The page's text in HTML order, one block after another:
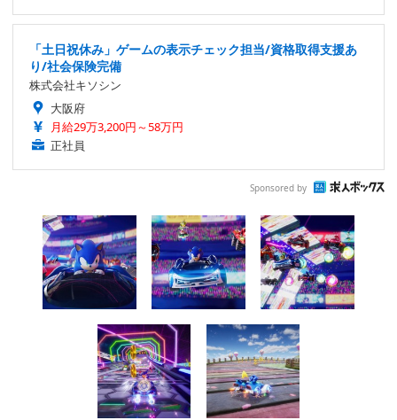
「土日祝休み」ゲームの表示チェック担当/資格取得支援あ
り/社会保険完備
株式会社キソシン
大阪府
月給29万3,200円～58万円
正社員
Sponsored by